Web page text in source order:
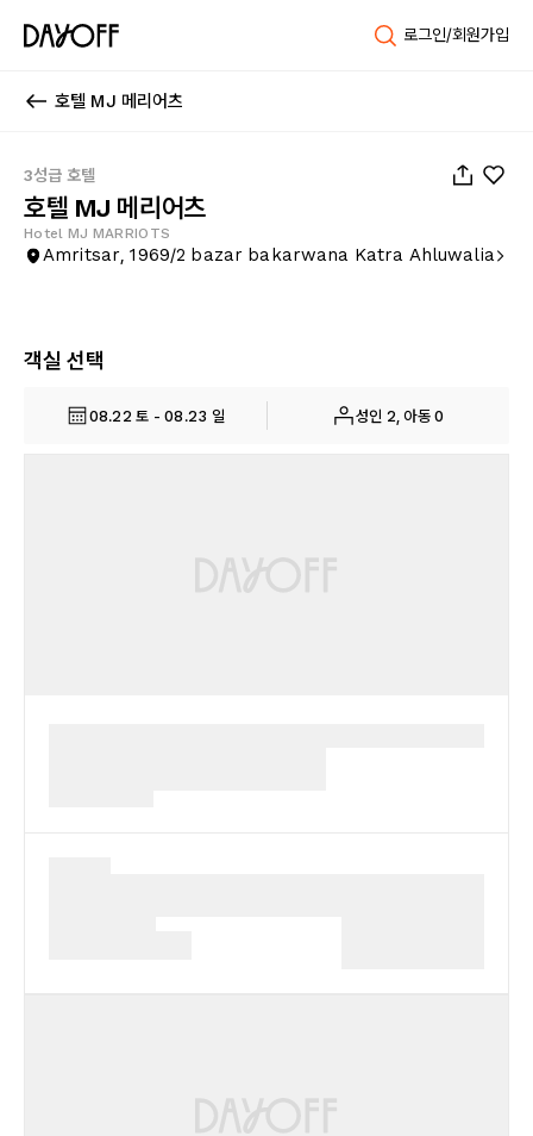
로그인/회원가입
호텔 MJ 메리어츠
3성급 호텔
호텔 MJ 메리어츠
Hotel MJ MARRIOTS
Amritsar, 1969/2 bazar bakarwana Katra Ahluwalia
객실 선택
08.22 토 - 08.23 일 성인 2, 아동 0